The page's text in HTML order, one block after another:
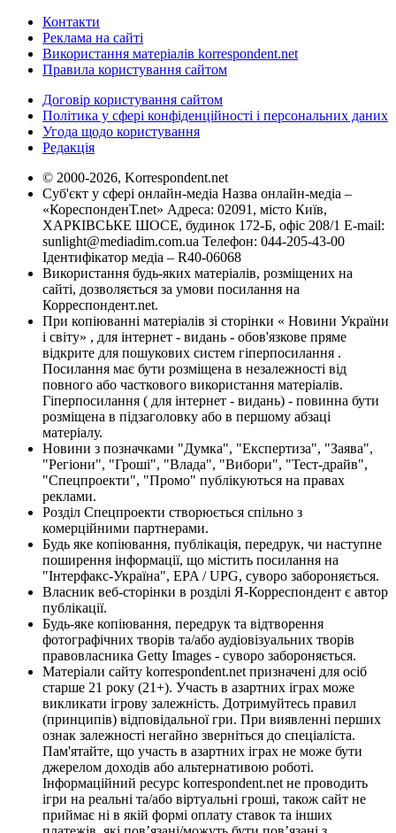
Контакти
Реклама на сайті
Використання матеріалів korrespondent.net
Правила користування сайтом
Договір користування сайтом
Політика у сфері конфіденційності і персональних даних
Угода щодо користування
Редакція
© 2000-2026, Korrespondent.net
Суб'єкт у сфері онлайн-медіа Назва онлайн-медіа –
«КореспонденТ.net» Адреса: 02091, місто Київ,
ХАРКІВСЬКЕ ШОСЕ, будинок 172-Б, офіс 208/1 E-mail:
sunlight@mediadim.com.ua Телефон: 044-205-43-00
Ідентифікатор медіа – R40-06068
Використання будь-яких матеріалів, розміщених на
сайті, дозволяється за умови посилання на
Корреспондент.net.
При копіюванні матеріалів зі сторінки « Новини України
і світу» , для інтернет - видань - обов'язкове пряме
відкрите для пошукових систем гіперпосилання .
Посилання має бути розміщена в незалежності від
повного або часткового використання матеріалів.
Гіперпосилання ( для інтернет - видань) - повинна бути
розміщена в підзаголовку або в першому абзаці
матеріалу.
Новини з позначками "Думка", "Експертиза", "Заява",
"Регіони", "Гроші", "Влада", "Вибори", "Тест-драйв",
"Спецпроекти", "Промо" публікуються на правах
реклами.
Розділ Спецпроекти створюється спільно з
комерційними партнерами.
Будь яке копіювання, публікація, передрук, чи наступне
поширення інформації, що містить посилання на
"Інтерфакс-Україна", EPA / UPG, суворо забороняється.
Власник веб-сторінки в розділі Я-Корреспондент є автор
публікації.
Будь-яке копіювання, передрук та відтворення
фотографічних творів та/або аудіовізуальних творів
правовласника Getty Images - суворо забороняється.
Матеріали сайту korrespondent.net призначені для осіб
старше 21 року (21+). Участь в азартних іграх може
викликати ігрову залежність. Дотримуйтесь правил
(принципів) відповідальної гри. При виявленні перших
ознак залежності негайно зверніться до спеціаліста.
Пам'ятайте, що участь в азартних іграх не може бути
джерелом доходів або альтернативою роботі.
Інформаційний ресурс korrespondent.net не проводить
ігри на реальні та/або віртуальні гроші, також сайт не
приймає ні в якій формі оплату ставок та інших